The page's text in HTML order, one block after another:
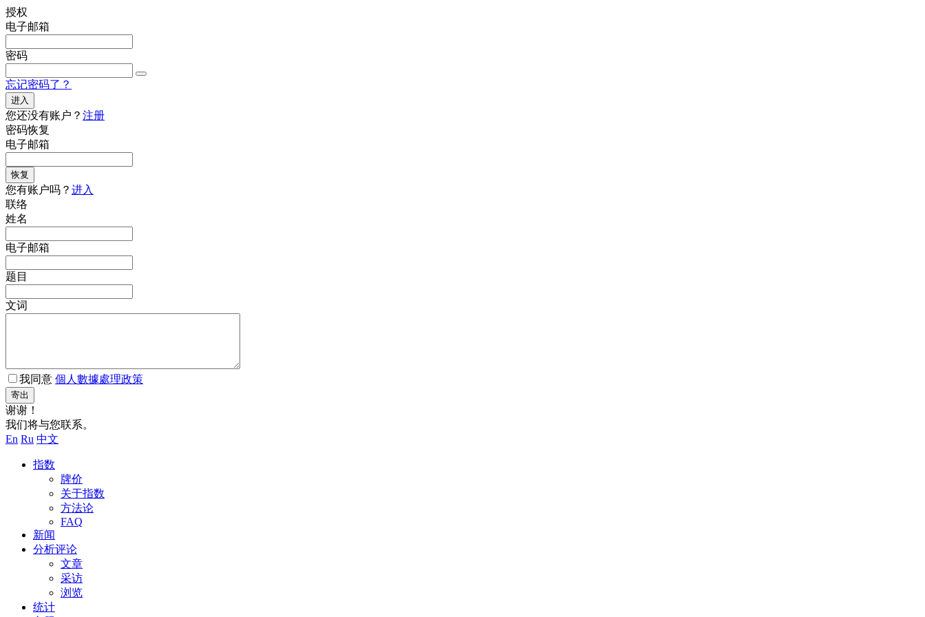
授权
电子邮箱
密码
忘记密码了？
进入
您还没有账户？ 注册
密码恢复
电子邮箱
恢复
您有账户吗？ 进入
联络
姓名
电子邮箱
题目
文词
我同意 個人數據處理政策
寄出
谢谢！
我们将与您联系。
En Ru 中文
指数
牌价
关于指数
方法论
FAQ
新闻
分析评论
文章
采访
浏览
统计